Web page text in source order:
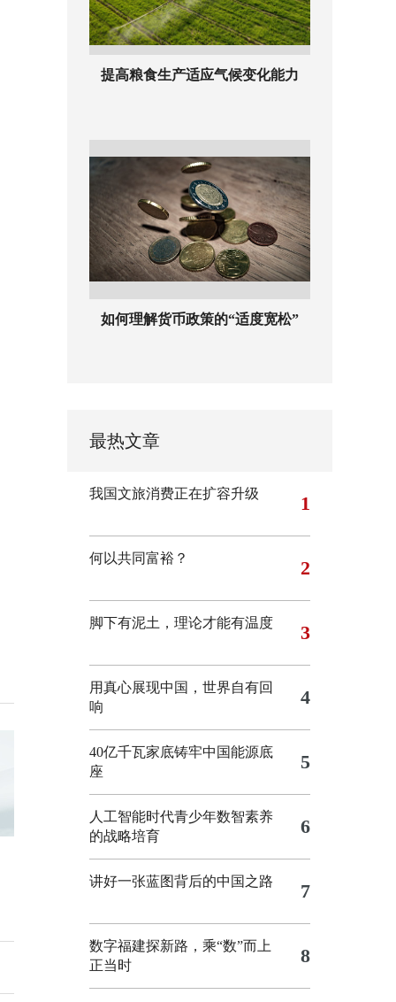
提高粮食生产适应气候变化能力
如何理解货币政策的“适度宽松”
最热文章
我国文旅消费正在扩容升级 1
何以共同富裕？ 2
脚下有泥土，理论才能有温度 3
用真心展现中国，世界自有回
响
4
40亿千瓦家底铸牢中国能源底
座
5
人工智能时代青少年数智素养
的战略培育
6
讲好一张蓝图背后的中国之路 7
数字福建探新路，乘“数”而上
正当时
8